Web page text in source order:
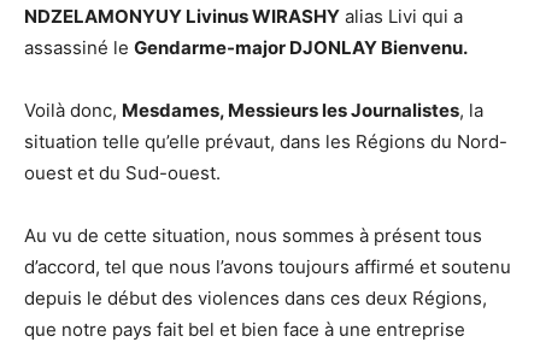
NDZELAMONYUY Livinus WIRASHY alias Livi qui a
assassiné le Gendarme-major DJONLAY Bienvenu.
Voilà donc, Mesdames, Messieurs les Journalistes, la
situation telle qu’elle prévaut, dans les Régions du Nord-
ouest et du Sud-ouest.
Au vu de cette situation, nous sommes à présent tous
d’accord, tel que nous l’avons toujours affirmé et soutenu
depuis le début des violences dans ces deux Régions,
que notre pays fait bel et bien face à une entreprise